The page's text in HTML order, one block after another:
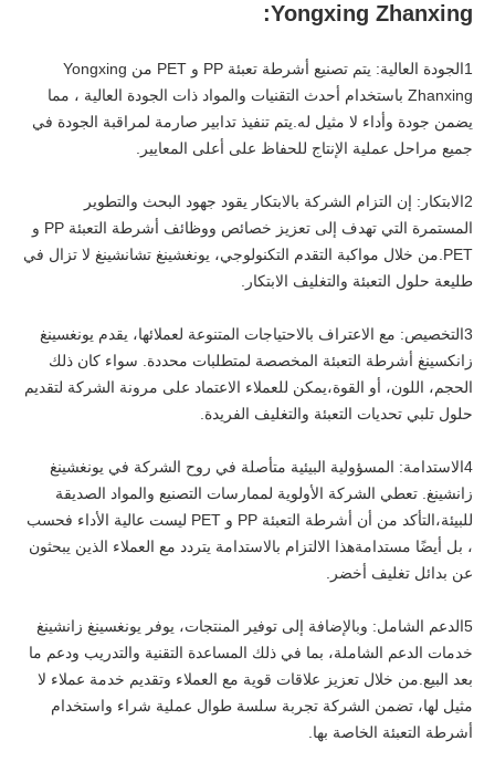
Yongxing Zhanxing:
1الجودة العالية: يتم تصنيع أشرطة تعبئة PP و PET من Yongxing
Zhanxing باستخدام أحدث التقنيات والمواد ذات الجودة العالية ، مما
يضمن جودة وأداء لا مثيل له.يتم تنفيذ تدابير صارمة لمراقبة الجودة في
جميع مراحل عملية الإنتاج للحفاظ على أعلى المعايير.
2الابتكار: إن التزام الشركة بالابتكار يقود جهود البحث والتطوير
المستمرة التي تهدف إلى تعزيز خصائص ووظائف أشرطة التعبئة PP و
PET.من خلال مواكبة التقدم التكنولوجي، يونغشينغ تشانشينغ لا تزال في
طليعة حلول التعبئة والتغليف الابتكار.
3التخصيص: مع الاعتراف بالاحتياجات المتنوعة لعملائها، يقدم يونغسينغ
زانكسينغ أشرطة التعبئة المخصصة لمتطلبات محددة. سواء كان ذلك
الحجم، اللون، أو القوة،يمكن للعملاء الاعتماد على مرونة الشركة لتقديم
حلول تلبي تحديات التعبئة والتغليف الفريدة.
4الاستدامة: المسؤولية البيئية متأصلة في روح الشركة في يونغشينغ
زانشينغ. تعطي الشركة الأولوية لممارسات التصنيع والمواد الصديقة
للبيئة،التأكد من أن أشرطة التعبئة PP و PET ليست عالية الأداء فحسب
، بل أيضًا مستدامةهذا الالتزام بالاستدامة يتردد مع العملاء الذين يبحثون
عن بدائل تغليف أخضر.
5الدعم الشامل: وبالإضافة إلى توفير المنتجات، يوفر يونغسينغ زانشينغ
خدمات الدعم الشاملة، بما في ذلك المساعدة التقنية والتدريب ودعم ما
بعد البيع.من خلال تعزيز علاقات قوية مع العملاء وتقديم خدمة عملاء لا
مثيل لها، تضمن الشركة تجربة سلسة طوال عملية شراء واستخدام
أشرطة التعبئة الخاصة بها.